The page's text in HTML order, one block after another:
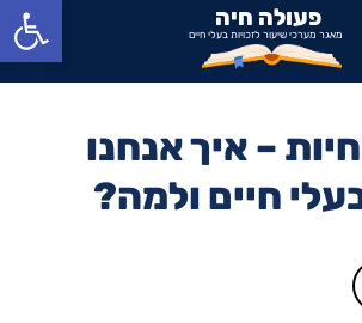
פתח סרגל נגישות פעולה חיה
מאגר מערכי שיעור לזכויות בעלי חיים
– איך אנחנו
חיים ולמה?